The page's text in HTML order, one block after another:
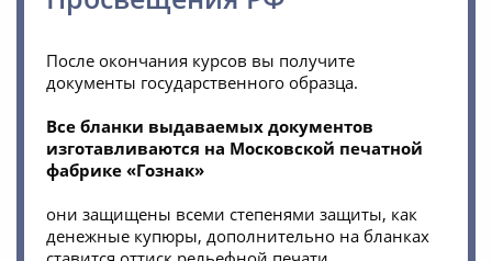
После окончания курсов вы получите
документы государственного образца.
Все бланки выдаваемых документов
изготавливаются на Московской печатной
фабрике «Гознак»
они защищены всеми степенями защиты, как
денежные купюры, дополнительно на бланках